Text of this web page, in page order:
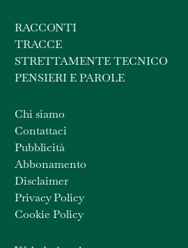
RACCONTI
TRACCE
STRETTAMENTE TECNICO
PENSIERI E PAROLE
Chi siamo
Contattaci
Pubblicità
Abbonamento
Disclaimer
Privacy Policy
Cookie Policy